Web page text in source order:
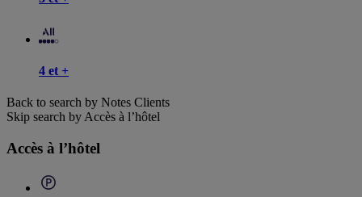
4 et +
Back to search by Notes Clients
Skip search by Accès à l’hôtel
Accès à l’hôtel